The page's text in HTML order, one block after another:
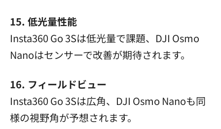
15. 低光量性能
Insta360 Go 3Sは低光量で課題、DJI Osmo
Nanoはセンサーで改善が期待されます。
16. フィールドビュー
Insta360 Go 3Sは広角、DJI Osmo Nanoも同
様の視野角が予想されます。